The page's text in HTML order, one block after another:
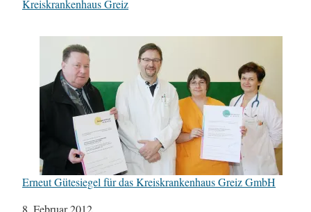
In Bezug auf
Kreiskrankenhaus Greiz
Erneut Gütesiegel für das Kreiskrankenhaus Greiz GmbH
Datum
8. Februar 2012